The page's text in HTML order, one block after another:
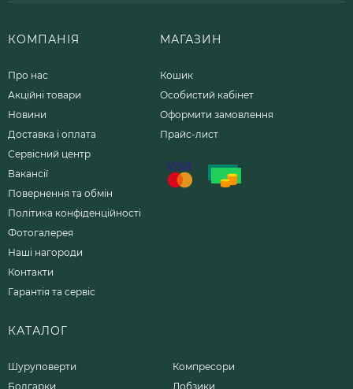
КОМПАНІЯ
Про нас
Акційні товари
Новини
Доставка і оплата
Сервісний центр
Вакансії
Повернення та обмін
Політика конфіденційності
Фотогалерея
Наші нагороди
Контакти
Гарантія та сервіс
МАГАЗИН
Кошик
Особистий кабінет
Оформити замовлення
Прайс-лист
КАТАЛОГ
Шуруповерти
Болгарки
Компресори
Лобзики